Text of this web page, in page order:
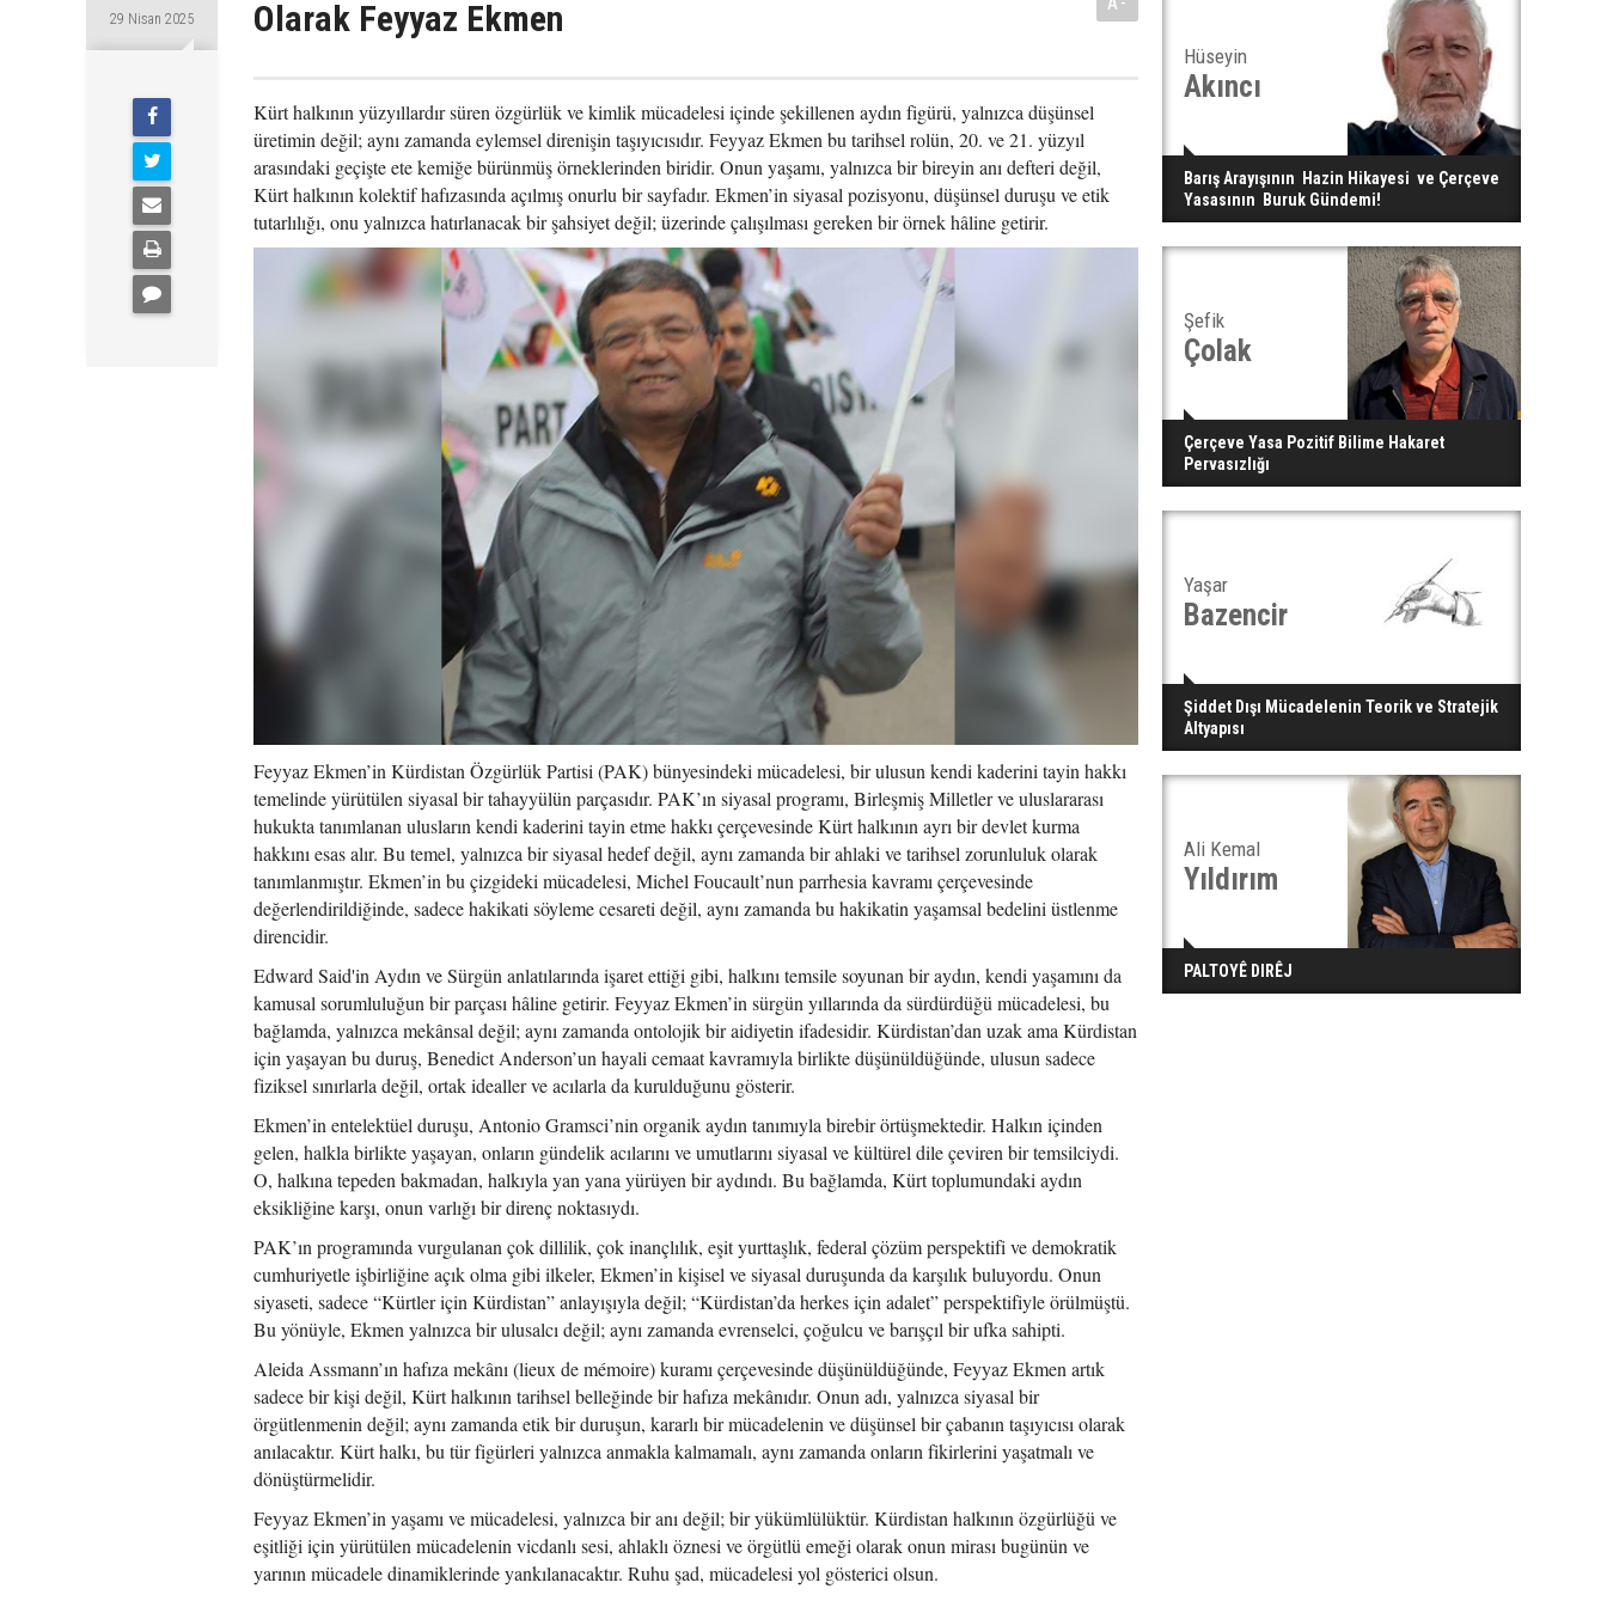
29 Nisan 2025
Olarak Feyyaz Ekmen
Kürt halkının yüzyıllardır süren özgürlük ve kimlik mücadelesi içinde şekillenen aydın figürü, yalnızca düşünsel
üretimin değil; aynı zamanda eylemsel direnişin taşıyıcısıdır. Feyyaz Ekmen bu tarihsel rolün, 20. ve 21. yüzyıl
arasındaki geçişte ete kemiğe bürünmüş örneklerinden biridir. Onun yaşamı, yalnızca bir bireyin anı defteri değil,
Kürt halkının kolektif hafızasında açılmış onurlu bir sayfadır. Ekmen’in siyasal pozisyonu, düşünsel duruşu ve etik
tutarlılığı, onu yalnızca hatırlanacak bir şahsiyet değil; üzerinde çalışılması gereken bir örnek hâline getirir.
Feyyaz Ekmen’in Kürdistan Özgürlük Partisi (PAK) bünyesindeki mücadelesi, bir ulusun kendi kaderini tayin hakkı
temelinde yürütülen siyasal bir tahayyülün parçasıdır. PAK’ın siyasal programı, Birleşmiş Milletler ve uluslararası
hukukta tanımlanan ulusların kendi kaderini tayin etme hakkı çerçevesinde Kürt halkının ayrı bir devlet kurma
hakkını esas alır. Bu temel, yalnızca bir siyasal hedef değil, aynı zamanda bir ahlaki ve tarihsel zorunluluk olarak
tanımlanmıştır. Ekmen’in bu çizgideki mücadelesi, Michel Foucault’nun parrhesia kavramı çerçevesinde
değerlendirildiğinde, sadece hakikati söyleme cesareti değil, aynı zamanda bu hakikatin yaşamsal bedelini üstlenme
direncidir.
Edward Said'in Aydın ve Sürgün anlatılarında işaret ettiği gibi, halkını temsile soyunan bir aydın, kendi yaşamını da
kamusal sorumluluğun bir parçası hâline getirir. Feyyaz Ekmen’in sürgün yıllarında da sürdürdüğü mücadelesi, bu
bağlamda, yalnızca mekânsal değil; aynı zamanda ontolojik bir aidiyetin ifadesidir. Kürdistan’dan uzak ama Kürdistan
için yaşayan bu duruş, Benedict Anderson’un hayali cemaat kavramıyla birlikte düşünüldüğünde, ulusun sadece
fiziksel sınırlarla değil, ortak idealler ve acılarla da kurulduğunu gösterir.
Ekmen’in entelektüel duruşu, Antonio Gramsci’nin organik aydın tanımıyla birebir örtüşmektedir. Halkın içinden
gelen, halkla birlikte yaşayan, onların gündelik acılarını ve umutlarını siyasal ve kültürel dile çeviren bir temsilciydi.
O, halkına tepeden bakmadan, halkıyla yan yana yürüyen bir aydındı. Bu bağlamda, Kürt toplumundaki aydın
eksikliğine karşı, onun varlığı bir direnç noktasıydı.
PAK’ın programında vurgulanan çok dillilik, çok inançlılık, eşit yurttaşlık, federal çözüm perspektifi ve demokratik
cumhuriyetle işbirliğine açık olma gibi ilkeler, Ekmen’in kişisel ve siyasal duruşunda da karşılık buluyordu. Onun
siyaseti, sadece “Kürtler için Kürdistan” anlayışıyla değil; “Kürdistan’da herkes için adalet” perspektifiyle örülmüştü.
Bu yönüyle, Ekmen yalnızca bir ulusalcı değil; aynı zamanda evrenselci, çoğulcu ve barışçıl bir ufka sahipti.
Aleida Assmann’ın hafıza mekânı (lieux de mémoire) kuramı çerçevesinde düşünüldüğünde, Feyyaz Ekmen artık
sadece bir kişi değil, Kürt halkının tarihsel belleğinde bir hafıza mekânıdır. Onun adı, yalnızca siyasal bir
örgütlenmenin değil; aynı zamanda etik bir duruşun, kararlı bir mücadelenin ve düşünsel bir çabanın taşıyıcısı olarak
anılacaktır. Kürt halkı, bu tür figürleri yalnızca anmakla kalmamalı, aynı zamanda onların fikirlerini yaşatmalı ve
dönüştürmelidir.
Feyyaz Ekmen’in yaşamı ve mücadelesi, yalnızca bir anı değil; bir yükümlülüktür. Kürdistan halkının özgürlüğü ve
eşitliği için yürütülen mücadelenin vicdanlı sesi, ahlaklı öznesi ve örgütlü emeği olarak onun mirası bugünün ve
yarının mücadele dinamiklerinde yankılanacaktır. Ruhu şad, mücadelesi yol gösterici olsun.
Hüseyin
Akıncı
Barış Arayışının Hazin Hikayesi ve Çerçeve
Yasasının Buruk Gündemi!
Şefik
Çolak
Çerçeve Yasa Pozitif Bilime Hakaret
Pervasızlığı
Yaşar
Bazencir
Şiddet Dışı Mücadelenin Teorik ve Stratejik
Altyapısı
Ali Kemal
Yıldırım
PALTOYÊ DIRÊJ